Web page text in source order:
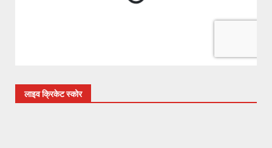
लाइव क्रिकेट स्कोर